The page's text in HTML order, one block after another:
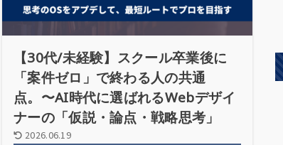
【30代/未経験】スクール卒業後に
「案件ゼロ」で終わる人の共通
点。〜AI時代に選ばれるWebデザイ
ナーの「仮説・論点・戦略思考」
2026.06.19